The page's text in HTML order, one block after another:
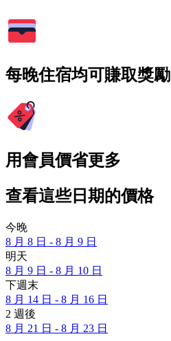
每晚住宿均可賺取獎勵
用會員價省更多
查看這些日期的價格
今晚
8 月 8 日 - 8 月 9 日
明天
8 月 9 日 - 8 月 10 日
下週末
8 月 14 日 - 8 月 16 日
2 週後
8 月 21 日 - 8 月 23 日